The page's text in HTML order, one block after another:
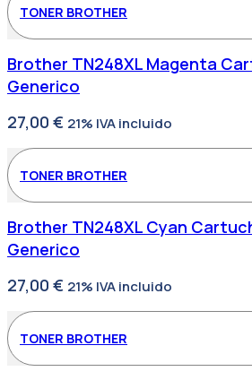
TONER BROTHER
Brother TN248XL Magenta
Generico
27,00 € 21% IVA incluido
TONER BROTHER
Brother TN248XL Cyan
Generico
27,00 € 21% IVA incluido
TONER BROTHER